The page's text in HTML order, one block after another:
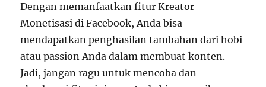
Dengan memanfaatkan fitur Kreator
Monetisasi di Facebook, Anda bisa
mendapatkan penghasilan tambahan dari hobi
atau passion Anda dalam membuat konten.
Jadi, jangan ragu untuk mencoba dan